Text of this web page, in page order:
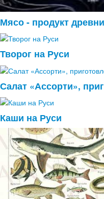
Мясо - продукт
Творог на Руси
Салат «Ассорти»,
Каши на Руси